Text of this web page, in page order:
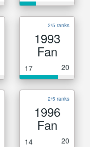
2/5 ranks
1993
Fan
17 20
2/5 ranks
1996
Fan
14 20